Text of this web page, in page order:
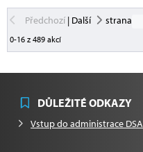
Předchozí| Další strana
0-16 z 489 akcí
DŮLEŽITÉ ODKAZY
Vstup do administrace DSA